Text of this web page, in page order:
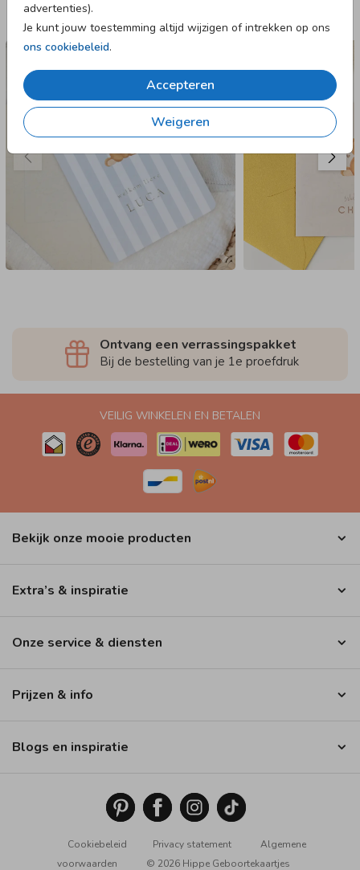
advertenties).
Je kunt jouw toestemming altijd wijzigen of intrekken op ons
ons cookiebeleid.
Accepteren
Weigeren
Deze designs vind je misschien ook leuk
GEBOORTEKAARTJE
Ontvang een verrassingspakket
Bij de bestelling van je 1e proefdruk
VEILIG WINKELEN EN BETALEN
Bekijk onze mooie producten
Extra’s & inspiratie
Onze service & diensten
Prijzen & info
Blogs en inspiratie
Cookiebeleid Privacy statement
Algemene
voorwaarden
© 2026 Hippe Geboortekaartjes